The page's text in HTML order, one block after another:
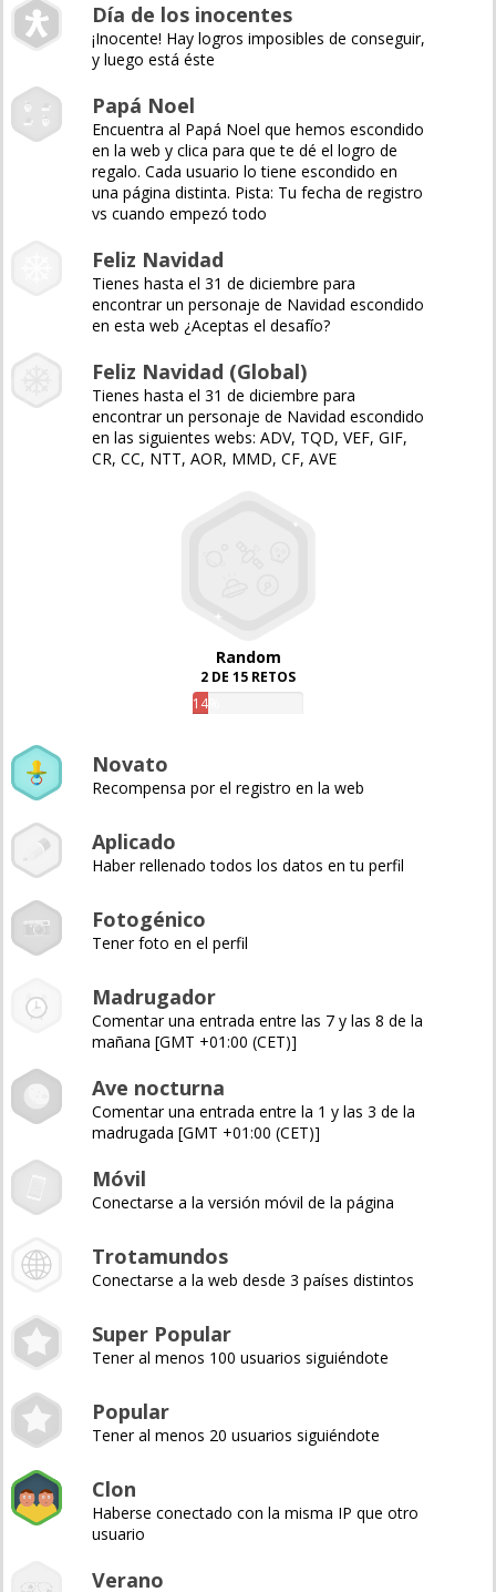
Día de los inocentes
¡Inocente! Hay logros imposibles de conseguir,
y luego está éste
Papá Noel
Encuentra al Papá Noel que hemos escondido
en la web y clica para que te dé el logro de
regalo. Cada usuario lo tiene escondido en
una página distinta. Pista: Tu fecha de registro
vs cuando empezó todo
Feliz Navidad
Tienes hasta el 31 de diciembre para
encontrar un personaje de Navidad escondido
en esta web ¿Aceptas el desafío?
Feliz Navidad (Global)
Tienes hasta el 31 de diciembre para
encontrar un personaje de Navidad escondido
en las siguientes webs: ADV, TQD, VEF, GIF,
CR, CC, NTT, AOR, MMD, CF, AVE
Random
2 DE 15 RETOS
14%
Novato
Recompensa por el registro en la web
Aplicado
Haber rellenado todos los datos en tu perfil
Fotogénico
Tener foto en el perfil
Madrugador
Comentar una entrada entre las 7 y las 8 de la
mañana [GMT +01:00 (CET)]
Ave nocturna
Comentar una entrada entre la 1 y las 3 de la
madrugada [GMT +01:00 (CET)]
Móvil
Conectarse a la versión móvil de la página
Trotamundos
Conectarse a la web desde 3 países distintos
Super Popular
Tener al menos 100 usuarios siguiéndote
Popular
Tener al menos 20 usuarios siguiéndote
Clon
Haberse conectado con la misma IP que otro
usuario
Verano